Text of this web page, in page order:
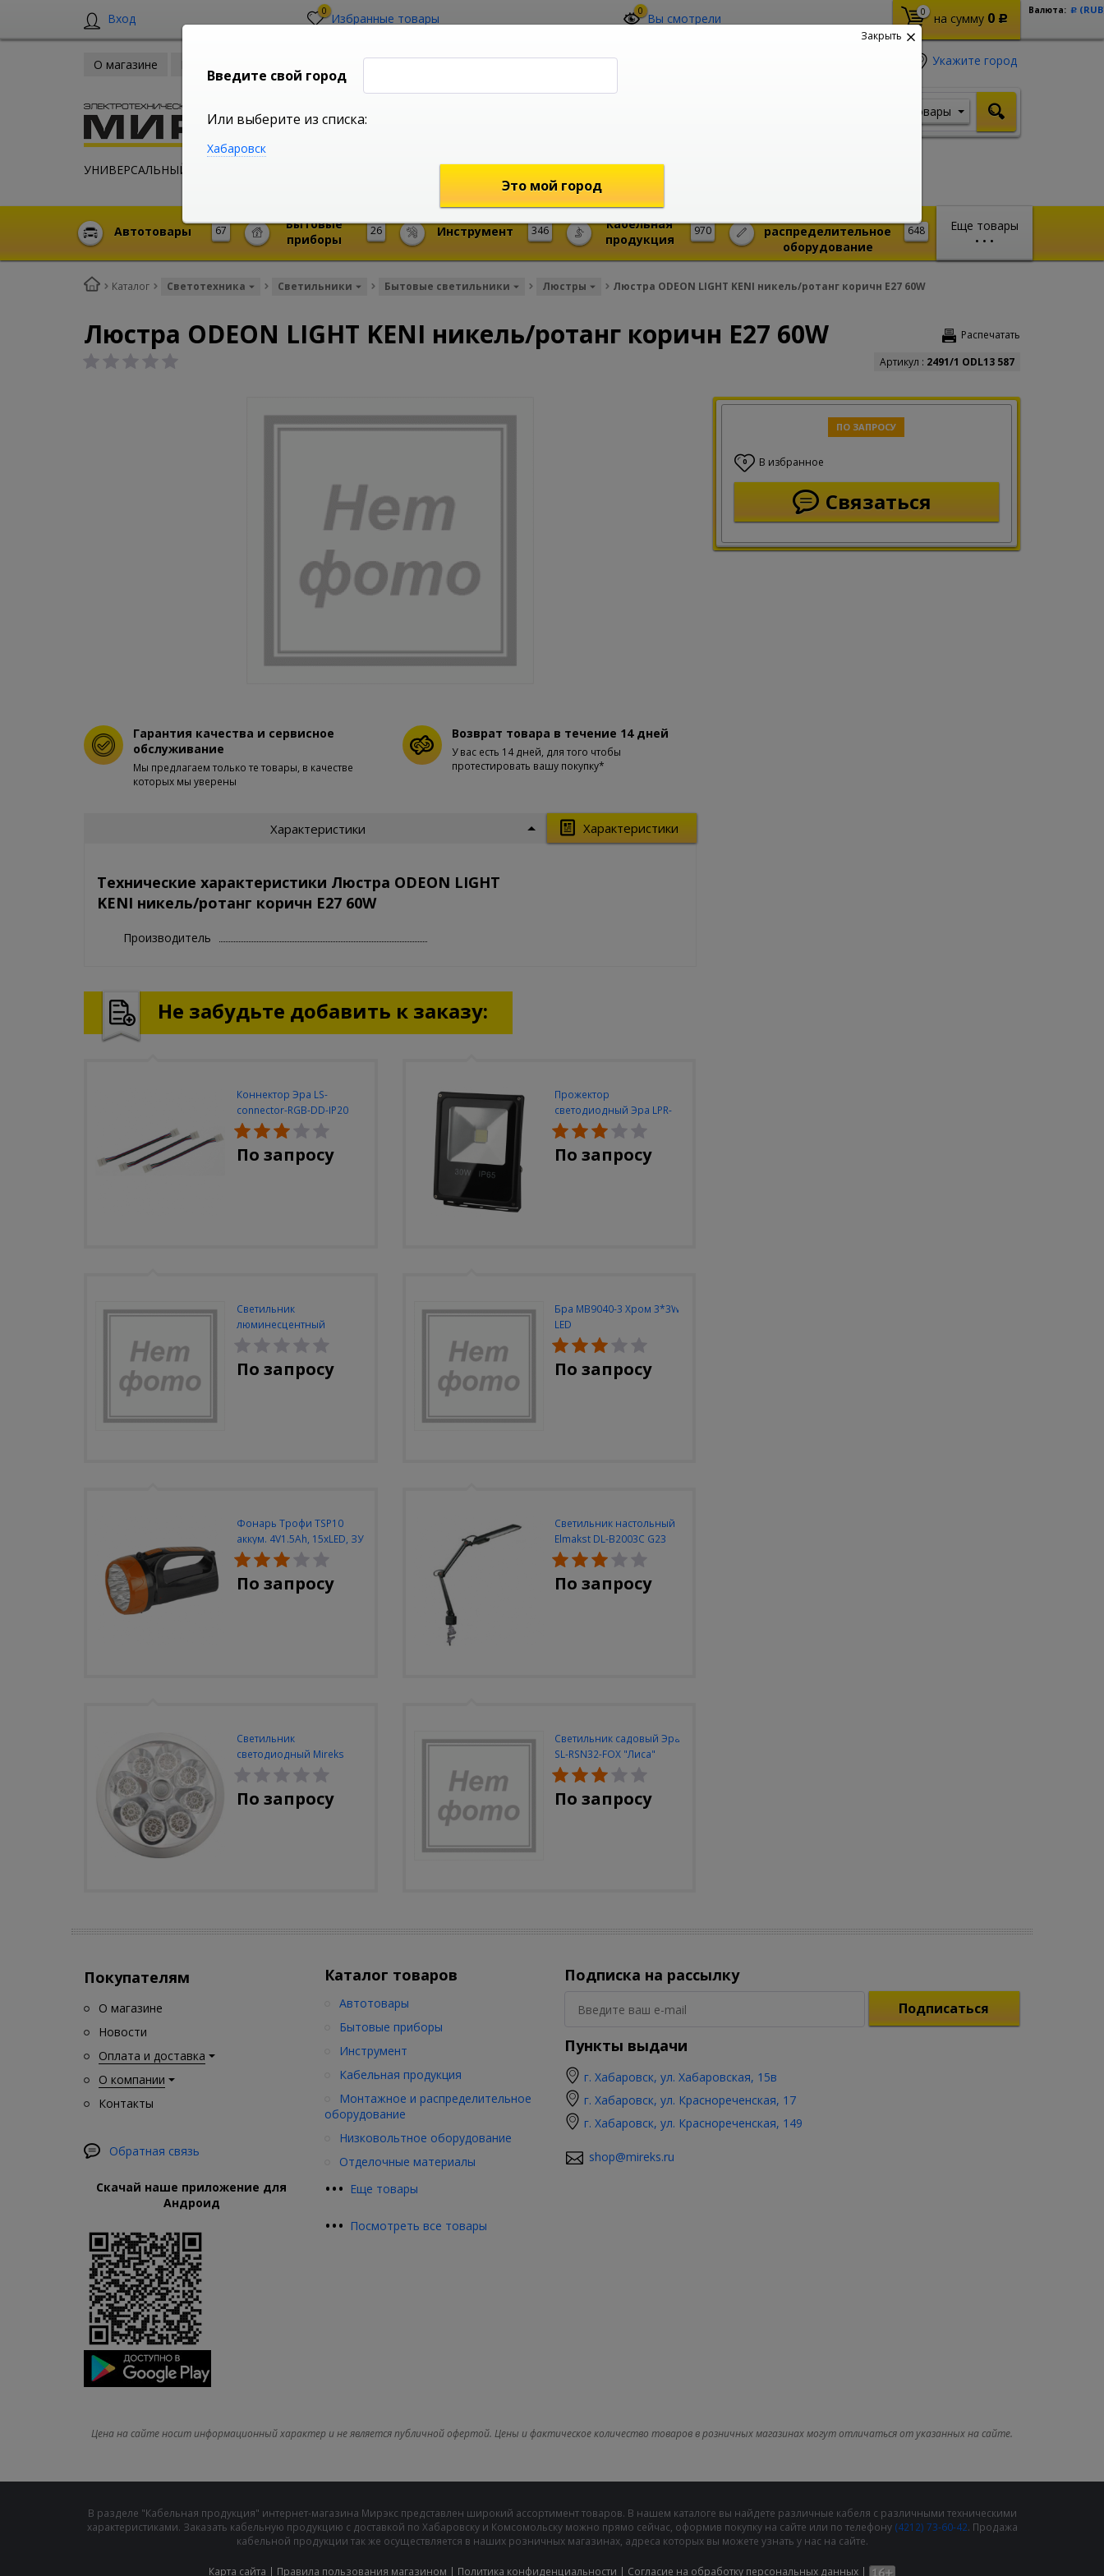
Вход 0 Избранные товары 0 Вы смотрели 0 на сумму 0 Р
Валюта: Р
О магазине
УНИВЕРСАЛЬНЫЙ ИНТЕРНЕТ МАГАЗИН
Укажите город
shop@mireks.ru
Товары
Еще товары
• • •
67
Автотовары 26
Бытовые
приборы
346
Инструмент 970
Кабельная
продукция
648
распределительное
оборудование
Каталог Светотехника Светильники Бытовые светильники Люстры Люстра ODEON LIGHT KENI никель/ротанг коричн E27 60W
Распечатать
Люстра ODEON LIGHT KENI никель/ротанг коричн E27 60W
Артикул : 2491/1 ODL13 587
ПО ЗАПРОСУ
0 В избранное
Связаться
Гарантия качества и сервисное
обслуживание
Мы предлагаем только те товары, в качестве
которых мы уверены
Возврат товара в течение 14 дней
У вас есть 14 дней, для того чтобы
протестировать вашу покупку*
Характеристики
Характеристики
Технические характеристики Люстра ODEON LIGHT
KENI никель/ротанг коричн E27 60W
Производитель
Не забудьте добавить к заказу:
Коннектор Эра LS-
connector-RGB-DD-IP20
(3шт/уп)
По запросу
Прожектор
светодиодный Эра LPR-
30W-6500K-M
По запросу
Светильник
люминесцентный
Navigator NEL-A2-E130-T4-
840/WH
По запросу
Бра MB9040-3 Хром 3*3W
LED
По запросу
Фонарь Трофи TSP10
аккум. 4V1.5Ah, 15xLED, ЗУ
вилка 220V
По запросу
Светильник настольный
Elmakst DL-B2003C G23
черный струбцина
По запросу
Светильник
светодиодный Mireks
С-310-80-S (5W/4000-
5000K/500lm/датчик
движения)
По запросу
Светильник садовый Эра
SL-RSN32-FOX "Лиса"
солн.бат, полистоун,
цветной, 32 см
По запросу
Покупателям
О магазине
Новости
Оплата и доставка
О компании
Контакты
Обратная связь
Скачай наше приложение для
Андроид
Каталог товаров
••• Еще товары
Автотовары
Бытовые приборы
Инструмент
Кабельная продукция
Монтажное и распределительное
оборудование
Низковольтное оборудование
Отделочные материалы
••• Посмотреть все товары
Подписка на рассылку
Подписаться
Пункты выдачи
г. Хабаровск, ул. Хабаровская, 15в
г. Хабаровск, ул. Краснореченская, 17
г. Хабаровск, ул. Краснореченская, 149
shop@mireks.ru
Цена на сайте носит информационный характер и не является публичной офертой. Цены и фактическое количество товаров в розничных магазинах могут отличаться от указанных на сайте.
В разделе "Кабельная продукция" интернет-магазина Мирэкс представлен широкий ассортимент товаров. В нашем каталоге вы найдете различные кабеля с различными техническими
характеристиками. Заказать кабельную продукцию с доставкой по Хабаровску и Комсомольску можно прямо сейчас, оформив покупку на сайте или по телефону (4212) 73-60-42. Продажа
кабельной продукции так же осуществляется в наших розничных магазинах, адреса которых вы можете узнать у нас на сайте.
Карта сайта | Правила пользования магазином | Политика конфиденциальности | Cогласие на обработку персональных данных |
Закрыть
Введите свой город
Или выберите из списка:
Хабаровск
Это мой город